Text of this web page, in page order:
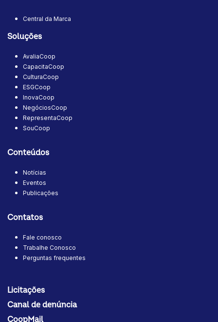
Central da Marca
Soluções
AvaliaCoop
CapacitaCoop
CulturaCoop
ESGCoop
InovaCoop
NegóciosCoop
RepresentaCoop
SouCoop
Conteúdos
Notícias
Eventos
Publicações
Contatos
Fale conosco
Trabalhe Conosco
Perguntas frequentes
Licitações
Canal de denúncia
CoopMail